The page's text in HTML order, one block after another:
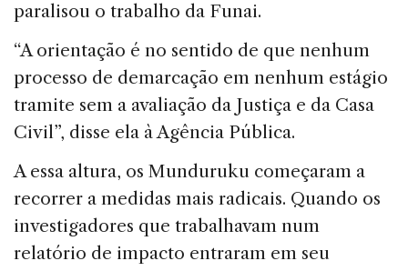
paralisou o trabalho da Funai.
“A orientação é no sentido de que nenhum
processo de demarcação em nenhum estágio
tramite sem a avaliação da Justiça e da Casa
Civil”, disse ela à Agência Pública.
A essa altura, os Munduruku começaram a
recorrer a medidas mais radicais. Quando os
investigadores que trabalhavam num
relatório de impacto entraram em seu